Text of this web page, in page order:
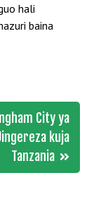
hali
baina
City ya
kuja
Tanzania